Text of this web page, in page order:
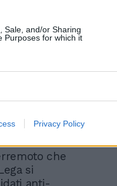
Sale, and/or Sharing
Purposes for which it
Privacy Policy
Nord a
in Lombardia.
di 30
lascio
che
si